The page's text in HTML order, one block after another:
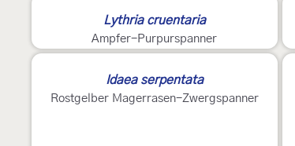
Lythria cruentaria
Ampfer-Purpurspanner
Idaea serpentata
Rostgelber Magerrasen-Zwergspanner